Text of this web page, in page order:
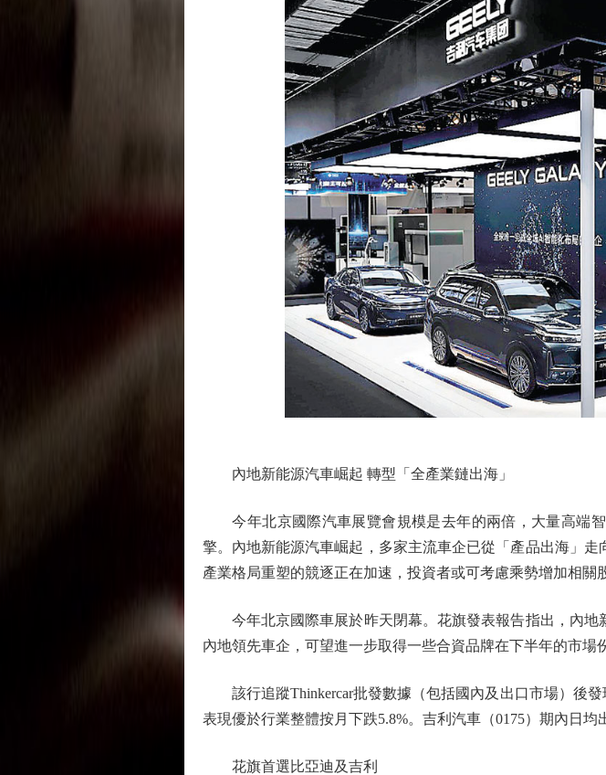
內地新能源汽車崛起 轉型「全產業鏈出海」
今年北京國際汽車展覽會規模是去年的兩倍，大量高端智
擎。內地新能源汽車崛起，多家主流車企已從「產品出海」
產業格局重塑的競逐正在加速，投資者或可考慮乘勢增加相關
今年北京國際車展於昨天閉幕。花旗發表報告指出，內地
內地領先車企，可望進一步取得一些合資品牌在下半年的市場
該行追蹤Thinkercar批發數據（包括國內及出口市場）後發
表現優於行業整體按月下跌5.8%。吉利汽車（0175）期內日均
花旗首選比亞迪及吉利